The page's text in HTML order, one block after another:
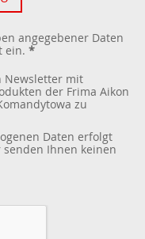
angegebener Daten
ein. *
Newsletter mit
der Frima Aikon
zu
Daten erfolgt
senden Ihnen keinen